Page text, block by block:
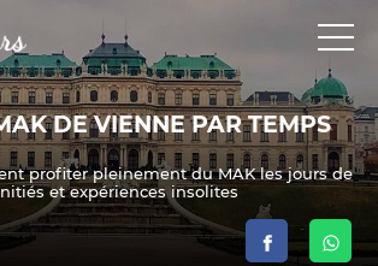
DE VIENNE PAR TEMPS
profiter pleinement du MAK les jours de
et expériences insolites